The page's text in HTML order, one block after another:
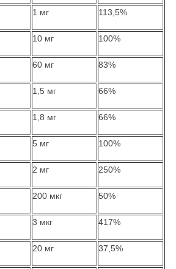
1 мг 113,5%
10 мг 100%
60 мг 83%
1,5 мг 66%
1,8 мг 66%
5 мг 100%
2 мг 250%
200 мкг 50%
3 мкг 417%
20 мг 37,5%